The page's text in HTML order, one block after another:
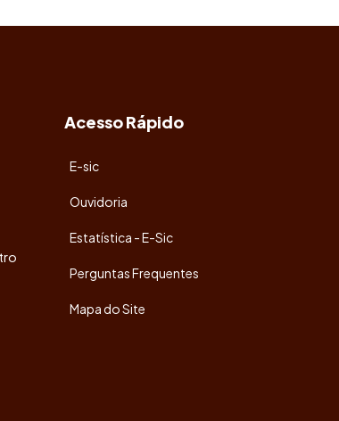
Acesso Rápido
E-sic
Ouvidoria
Estatística - E-Sic
Perguntas Frequentes
Mapa do Site